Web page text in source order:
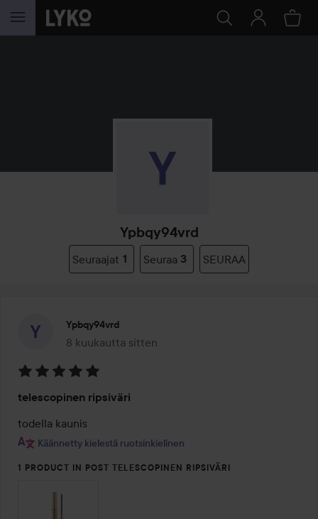
SIIRTYÄ JHK SISÄLTÖÖN
Ypbqy94vrd
Seuraajat 1 Seuraa 3 SEURAA
Ypbqy94vrd
8 kuukautta sitten
Viesti luotiin 8 kuukautta sitten
5
/
5
telescopinen ripsiväri
todella kaunis
Käännetty kielestä ruotsinkielinen
1 PRODUCT IN POST TELESCOPINEN RIPSIVÄRI